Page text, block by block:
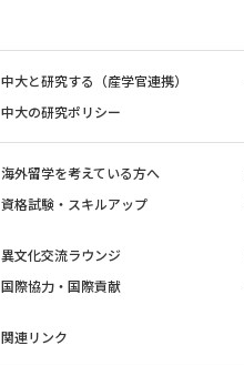
中大と研究する（産学官連携）
中大の研究ポリシー
海外留学を考えている方へ
資格試験・スキルアップ
異文化交流ラウンジ
国際協力・国際貢献
関連リンク